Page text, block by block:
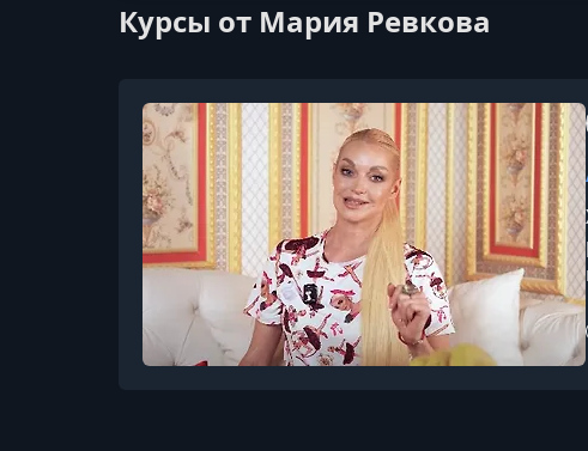
Курсы от Мария Ревкова